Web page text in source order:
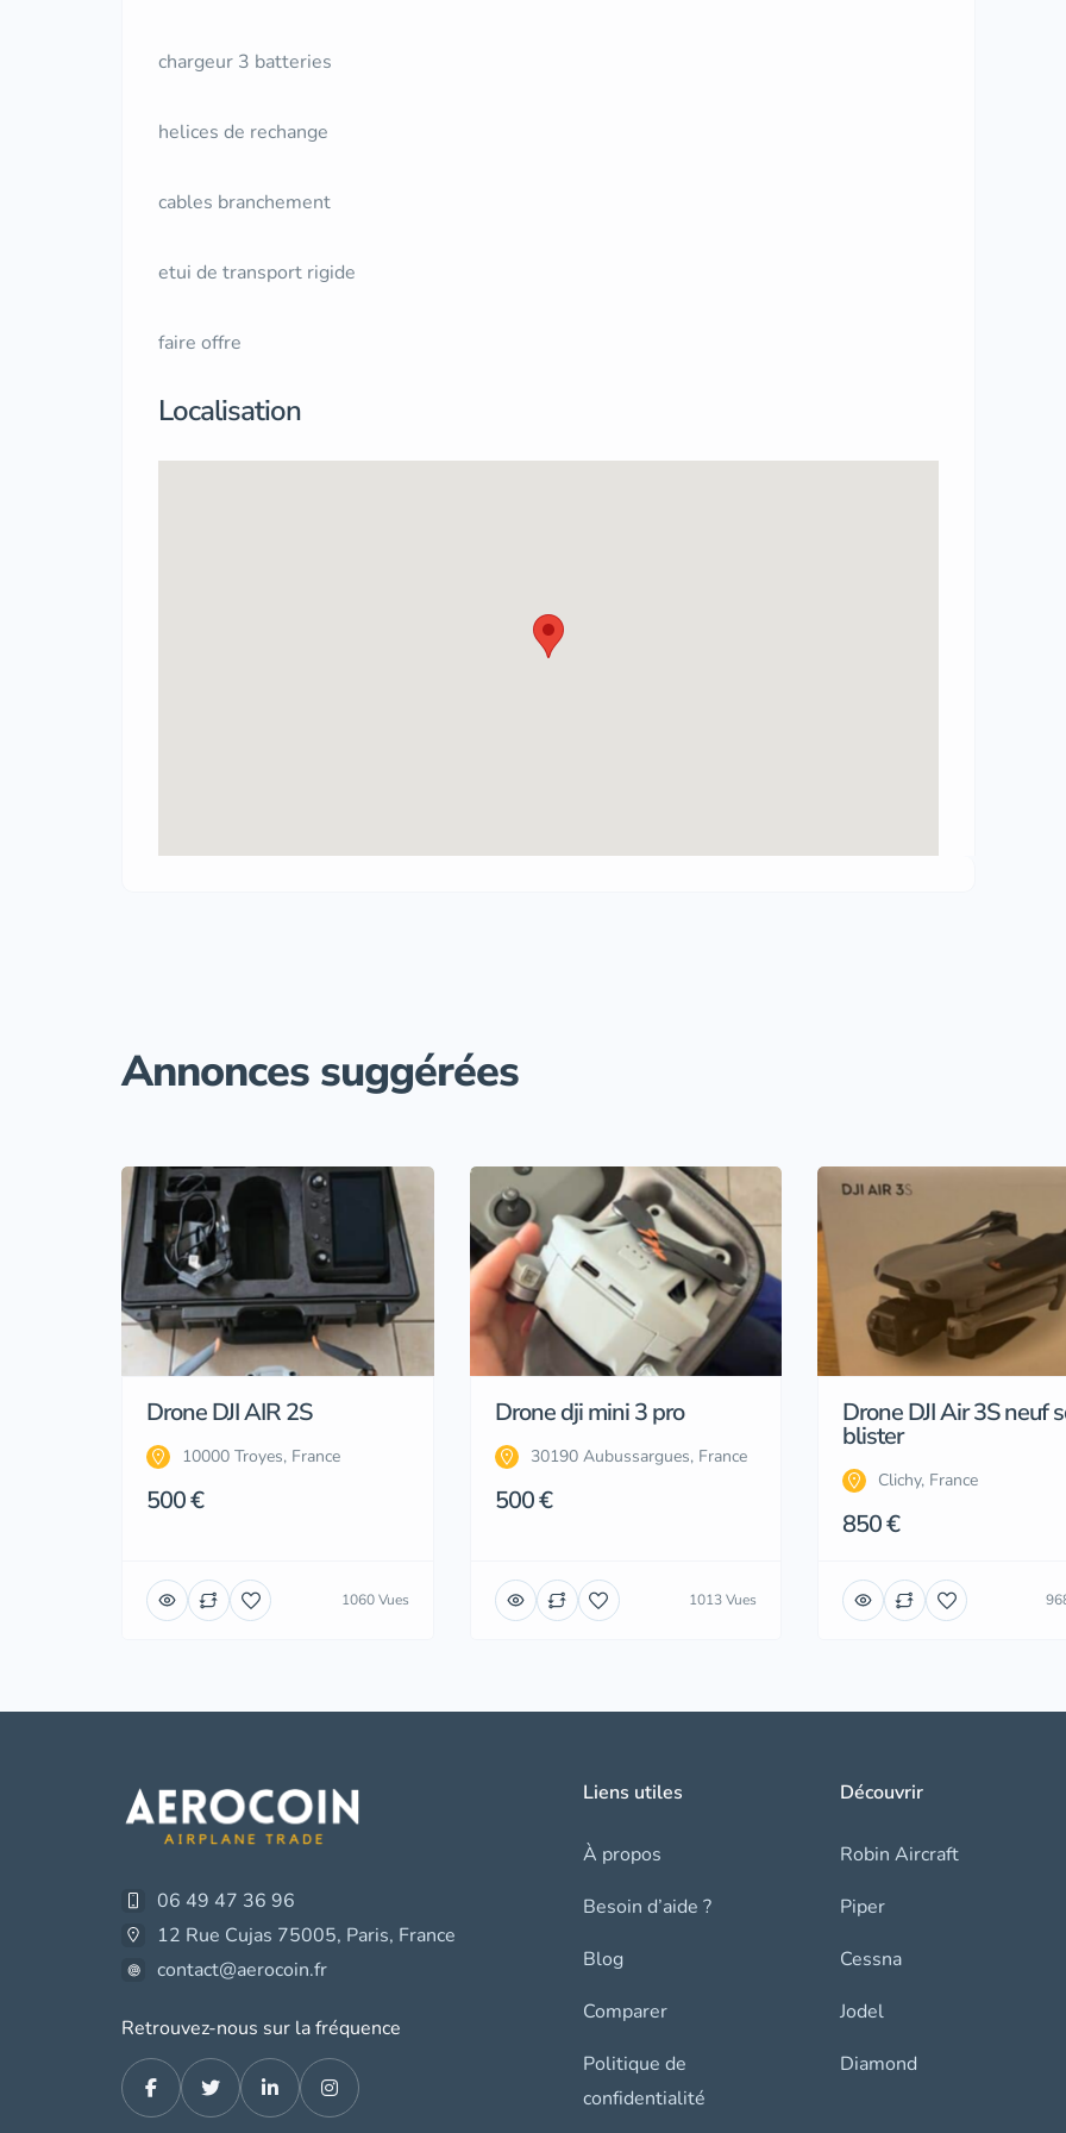
chargeur 3 batteries
helices de rechange
cables branchement
etui de transport rigide
faire offre
Localisation
Annonces suggérées
Drone DJI AIR 2S
10000 Troyes, France
500 €
1060 Vues
Drone dji mini 3 pro
30190 Aubussargues, France
500 €
1013 Vues
Drone DJI Air 3S neuf
blister
Clichy, France
850 €
06 49 47 36 96
12 Rue Cujas 75005, Paris, France
contact@aerocoin.fr
Retrouvez-nous sur la fréquence
Liens utiles
À propos
Besoin d’aide ?
Blog
Comparer
Politique de
confidentialité
Découvrir
Robin Aircraft
Piper
Cessna
Jodel
Diamond